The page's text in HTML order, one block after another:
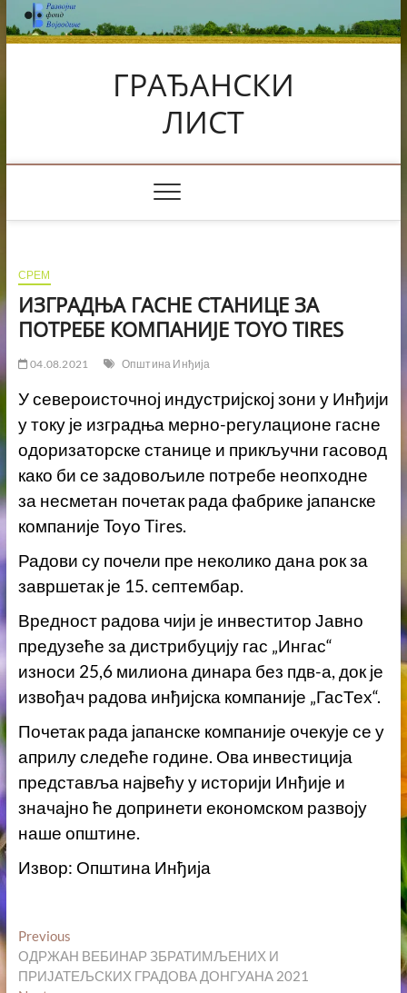
Skip
to
content
ГРАЂАНСКИ
ЛИСТ
СРЕМ
ИЗГРАДЊА ГАСНЕ СТАНИЦЕ ЗА
ПОТРЕБЕ КОМПАНИЈЕ TOYO TIRES
04.08.2021 Општина Инђија
У североисточној индустријској зони у Инђији
у току је изградња мерно-регулационе гасне
одоризаторске станице и прикључни гасовод
како би се задовољиле потребе неопходне
за несметан почетак рада фабрике јапанске
компаније Toyo Tires.
Радови су почели пре неколико дана рок за
завршетак је 15. септембар.
Вредност радова чији је инвеститор Јавно
предузеће за дистрибуцију гас „Ингас“
износи 25,6 милиона динара без пдв-а, док је
извођач радова инђијска компаније „ГасТех“.
Почетак рада јапанске компаније очекује се у
априлу следеће године. Ова инвестиција
представља највећу у историји Инђије и
значајно ће допринети економском развоју
наше општине.
Извор: Општина Инђија
Кретање
чланка
PreviousPrevious
post:
ОДРЖАН ВЕБИНАР ЗБРАТИМЉЕНИХ И
ПРИЈАТЕЉСКИХ ГРАДОВА ДОНГУАНА 2021